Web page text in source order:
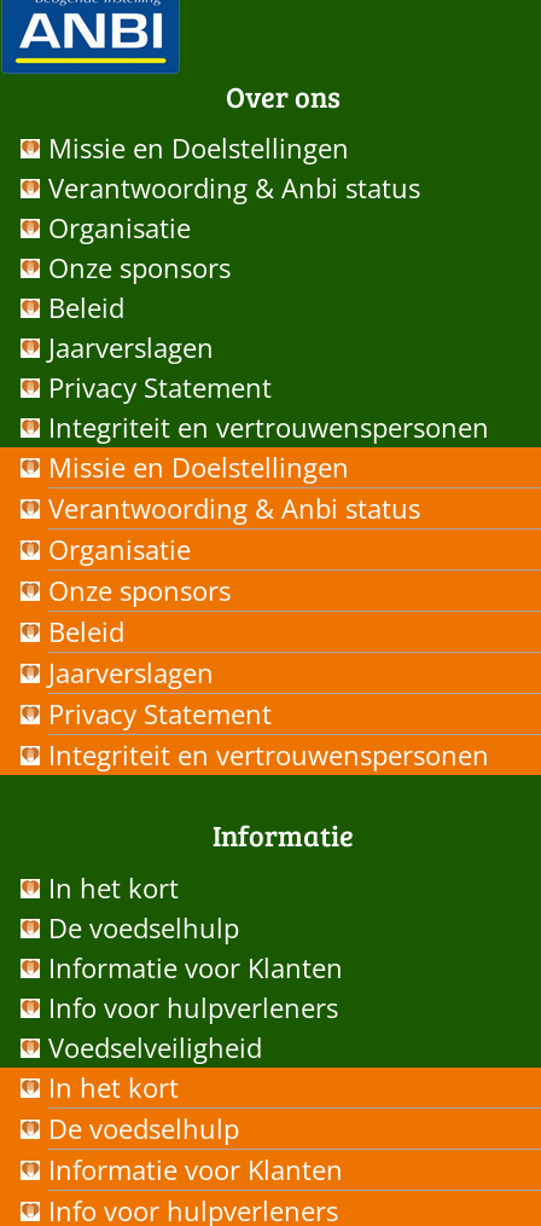
Over ons
Missie en Doelstellingen
Verantwoording & Anbi status
Organisatie
Onze sponsors
Beleid
Jaarverslagen
Privacy Statement
Integriteit en vertrouwenspersonen
Missie en Doelstellingen
Verantwoording & Anbi status
Organisatie
Onze sponsors
Beleid
Jaarverslagen
Privacy Statement
Integriteit en vertrouwenspersonen
Informatie
In het kort
De voedselhulp
Informatie voor Klanten
Info voor hulpverleners
Voedselveiligheid
In het kort
De voedselhulp
Informatie voor Klanten
Info voor hulpverleners